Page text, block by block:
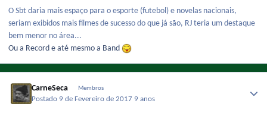
O Sbt daria mais espaço para o esporte (futebol) e novelas nacionais,
seriam exibidos mais filmes de sucesso do que já são, RJ teria um destaque
bem menor no área...
Ou a Record e até mesmo a Band
CarneSeca Membros
Postado 9 de Fevereiro de 2017 9 anos